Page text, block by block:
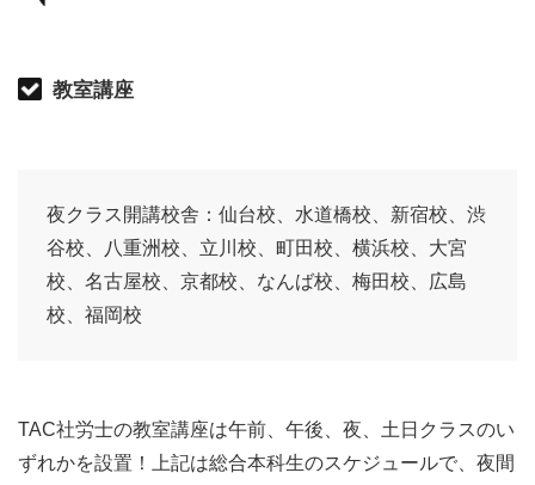
教室講座
夜クラス開講校舎：仙台校、水道橋校、新宿校、渋
谷校、八重洲校、立川校、町田校、横浜校、大宮
校、名古屋校、京都校、なんば校、梅田校、広島
校、福岡校
TAC社労士の教室講座は午前、午後、夜、土日クラスのい
ずれかを設置！上記は総合本科生のスケジュールで、夜間